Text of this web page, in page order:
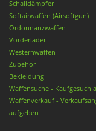
Schalldämpfer
Softairwaffen (Airsoftgun)
Ordonnanzwaffen
Vorderlader
Westernwaffen
Zubehör
Bekleidung
Waffensuche - Kaufgesuch
Waffenverkauf -
aufgeben